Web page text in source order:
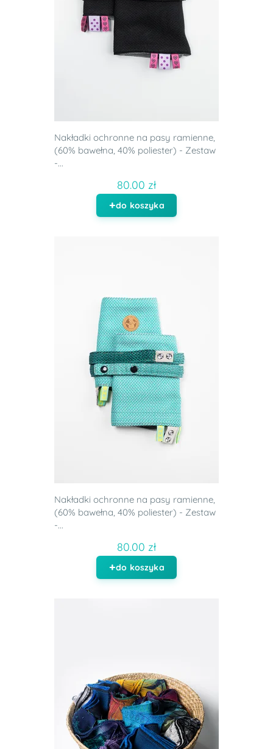
Nakładki ochronne na pasy ramienne,
(60% bawełna, 40% poliester) - Zestaw
-...
80.00 zł
do koszyka
Nakładki ochronne na pasy ramienne,
(60% bawełna, 40% poliester) - Zestaw
-...
80.00 zł
do koszyka